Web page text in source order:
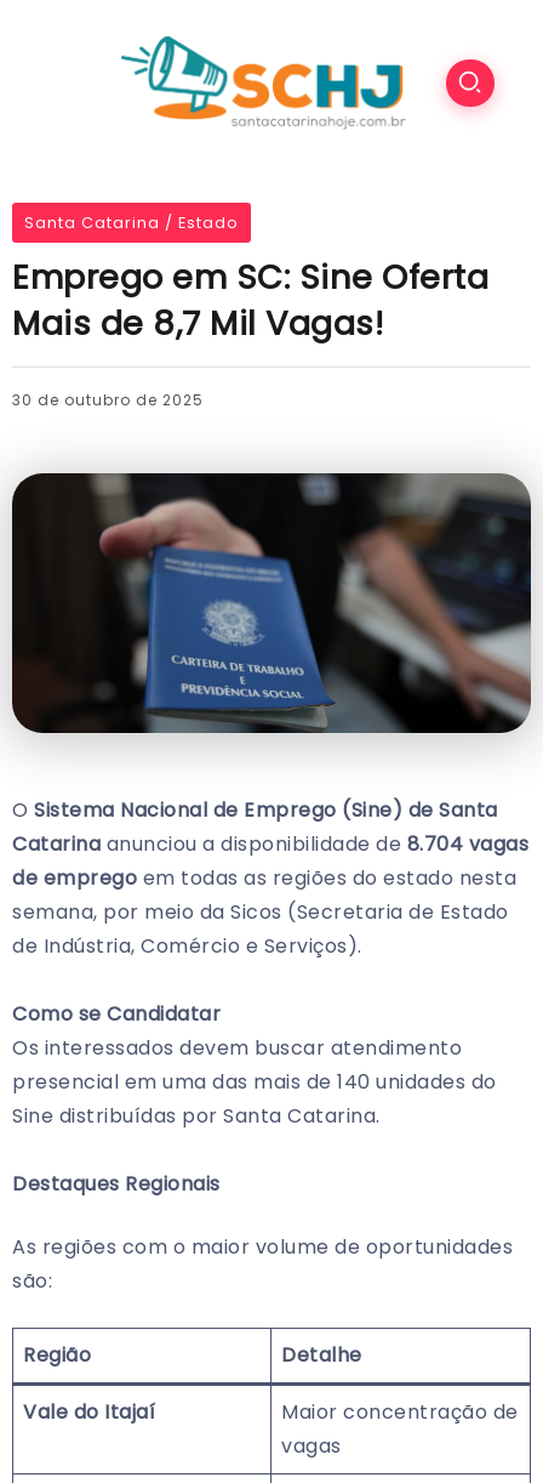
Santa Catarina / Estado
Emprego em SC: Sine Oferta
Mais de 8,7 Mil Vagas!
30 de outubro de 2025
O Sistema Nacional de Emprego (Sine) de Santa
Catarina anunciou a disponibilidade de 8.704 vagas
de emprego em todas as regiões do estado nesta
semana, por meio da Sicos (Secretaria de Estado
de Indústria, Comércio e Serviços).
Como se Candidatar
Os interessados devem buscar atendimento
presencial em uma das mais de 140 unidades do
Sine distribuídas por Santa Catarina.
Destaques Regionais
As regiões com o maior volume de oportunidades
são:
Região Detalhe
Vale do Itajaí
Maior concentração de
vagas